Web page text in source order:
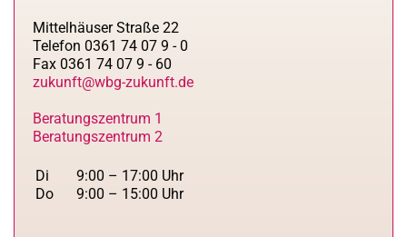
Mittelhäuser Straße 22
Telefon 0361 74 07 9 - 0
Fax 0361 74 07 9 - 60
zukunft@wbg-zukunft.de
Beratungszentrum 1
Beratungszentrum 2
Di
Do
9:00 – 17:00 Uhr
9:00 – 15:00 Uhr